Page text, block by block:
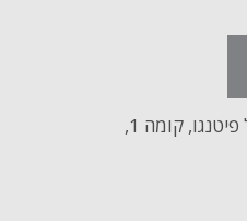
פרנץ אופנהיימר 4, מגדל פיטנגו, קומה 1,